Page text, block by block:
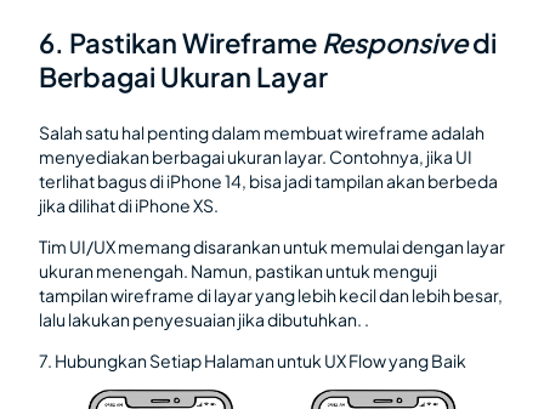
6. Pastikan Wireframe Responsivedi
Berbagai Ukuran Layar
Salah satu hal penting dalam membuat wireframe adalah
menyediakan berbagai ukuran layar. Contohnya, jika UI
terlihat bagus di iPhone 14, bisa jadi tampilan akan berbeda
jika dilihat di iPhone XS.
Tim UI/UX memang disarankan untuk memulai dengan layar
ukuran menengah. Namun, pastikan untuk menguji
tampilan wireframe di layar yang lebih kecil dan lebih besar,
lalu lakukan penyesuaian jika dibutuhkan. .
7. Hubungkan Setiap Halaman untuk UX Flow yang Baik